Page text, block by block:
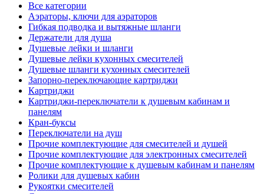
Все категории
Аэраторы, ключи для аэраторов
Гибкая подводка и вытяжные шланги
Держатели для душа
Душевые лейки и шланги
Душевые лейки кухонных смесителей
Душевые шланги кухонных смесителей
Запорно-переключающие картриджи
Картриджи
Картриджи-переключатели к душевым кабинам и
панелям
Кран-буксы
Переключатели на душ
Прочие комплектующие для смесителей и душей
Прочие комплектующие для электронных смесителей
Прочие комплектующие к душевым кабинам и панелям
Ролики для душевых кабин
Рукоятки смесителей